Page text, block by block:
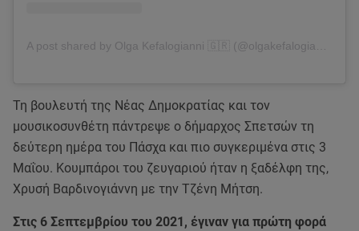
A post shared by Olga Kefalogianni 🇬🇷 (@olgakefalogianni)
Τη βουλευτή της Νέας Δημοκρατίας και τον
μουσικοσυνθέτη πάντρεψε ο δήμαρχος Σπετσών τη
δεύτερη ημέρα του Πάσχα και πιο συγκεριμένα στις 3
Μαΐου. Κουμπάροι του ζευγαριού ήταν η ξαδέλφη της,
Χρυσή Βαρδινογιάννη με την Τζένη Μήτση.
Στις 6 Σεπτεμβρίου του 2021, έγιναν για πρώτη φορά